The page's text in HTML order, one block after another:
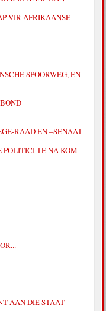
VIR AFRIKAANSE
SPOORWEG, EN
RAAD EN –SENAAT
POLITICI TE NA KOM
AAN DIE STAAT